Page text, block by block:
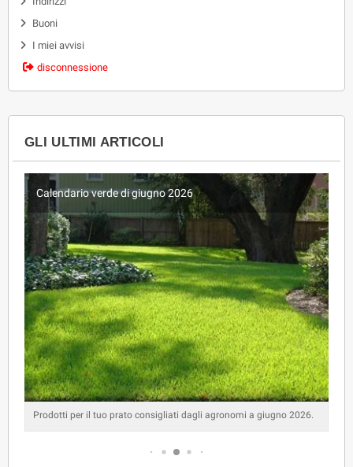
Buoni
I miei avvisi
disconnessione
GLI ULTIMI ARTICOLI
Calendario verde di giugno 2026
Prodotti per il tuo prato consigliati dagli agronomi a giugno 2026.